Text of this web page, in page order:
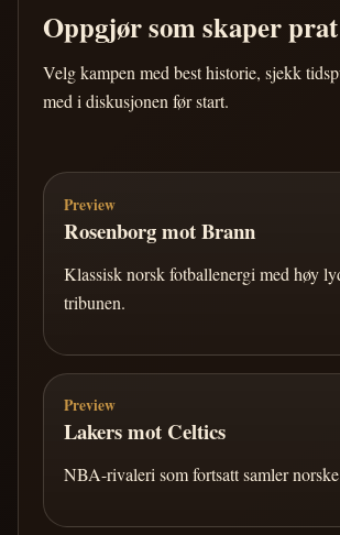
Oppgjør som skaper prat
Velg kampen med best historie, sjekk
med i diskusjonen før start.
Preview
Rosenborg mot Brann
Klassisk norsk fotballenergi med høy
tribunen.
Preview
Lakers mot Celtics
NBA-rivaleri som fortsatt samler